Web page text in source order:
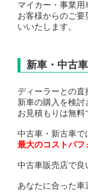
マイカー・事業用
お客様からのご
いいたします。
新車・中古
ディーラーとの直
新車の購入を検討
お見積もりは無料
中古車・新古車で
最大のコストパフ
中古車販売店で良
あなたに合った車